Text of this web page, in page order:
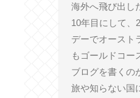
海外へ飛び出し
10年目にして、
デーでオースト
もゴールドコー
ブログを書くの
旅や知らない国